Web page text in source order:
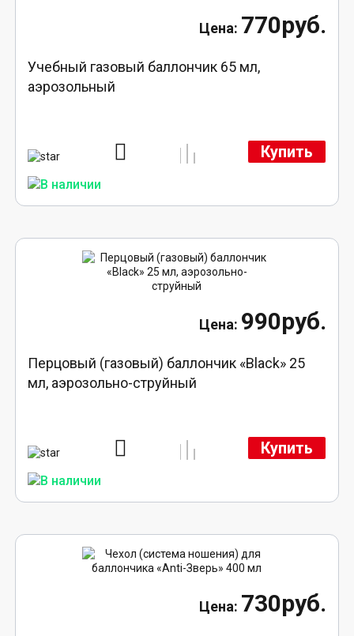
770руб.
Учебный газовый баллончик 65 мл,
аэрозольный
Купить
990руб.
Перцовый (газовый) баллончик «Black» 25
мл, аэрозольно-струйный
Купить
730руб.